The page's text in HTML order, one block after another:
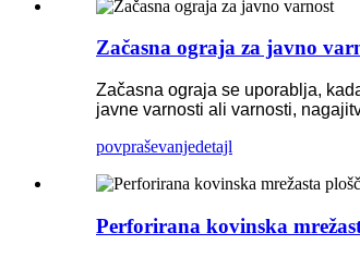
Začasna ograja za javno
Začasna ograja se uporablja,
javne varnosti ali varnosti,
povpraševanjedetajl
Perforirana kovinska